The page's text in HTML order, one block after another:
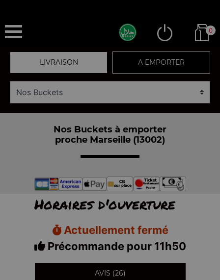
0
LIVRAISON A EMPORTER
Nos Buckets à emporter
proche Marseille (13002)
Horaires d'ouverture
Actuellement fermé
Précommande pour 11h50
AVIS (26)